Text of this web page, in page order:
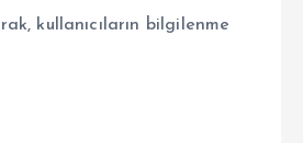
kullanıcıların bilgilenme